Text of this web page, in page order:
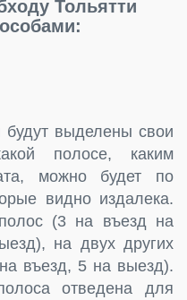
Тольятти
выделены свои
полосе, каким
можно будет по
видно издалека.
(3 на въезд на
на двух других
въезд, 5 на выезд).
отведена для